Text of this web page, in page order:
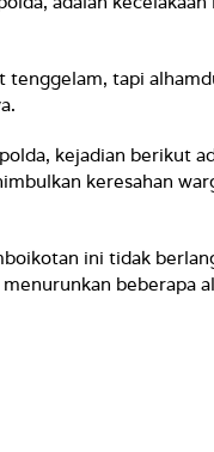
tenggelam, tapi
kejadian berikut
keresahan
ini tidak
beberapa